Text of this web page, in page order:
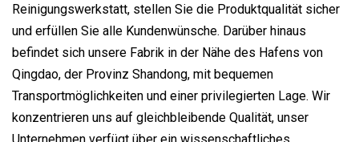
Reinigungswerkstatt, stellen Sie die Produktqualität sicher
und erfüllen Sie alle Kundenwünsche. Darüber hinaus
befindet sich unsere Fabrik in der Nähe des Hafens von
Qingdao, der Provinz Shandong, mit bequemen
Transportmöglichkeiten und einer privilegierten Lage. Wir
konzentrieren uns auf gleichbleibende Qualität, unser